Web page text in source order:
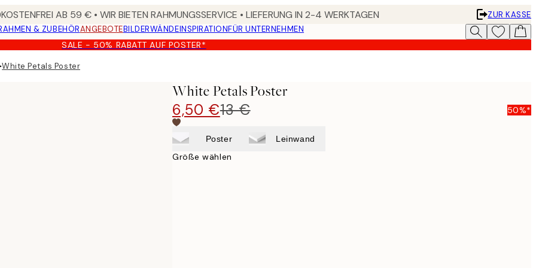
AB 59 € • WIR BIETEN RAHMUNGSSERVICE • LIEFERUNG IN 2-4 WERKTAGEN
ZUR KASSE
& ZUBEHÖRANGEBOTEBILDERWÄNDEINSPIRATIONFÜR UNTERNEHMEN
SALE - 50% RABATT AUF POSTER*
White Petals Poster
White Petals Poster
6,50 €13 € 50%*
Poster Leinwand
Größe wählen